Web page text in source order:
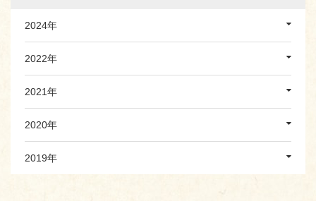
2024年
2022年
2021年
2020年
2019年